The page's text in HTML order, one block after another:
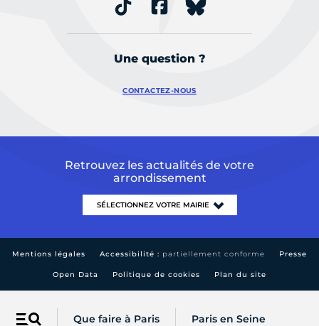
Que faire à Paris Paris en Seine
Une question ?
CONTACTEZ-NOUS
Retrouvez les actualités de votre
arrondissement
Mentions légales Accessibilité : partiellement conforme Presse
Open Data Politique de cookies Plan du site